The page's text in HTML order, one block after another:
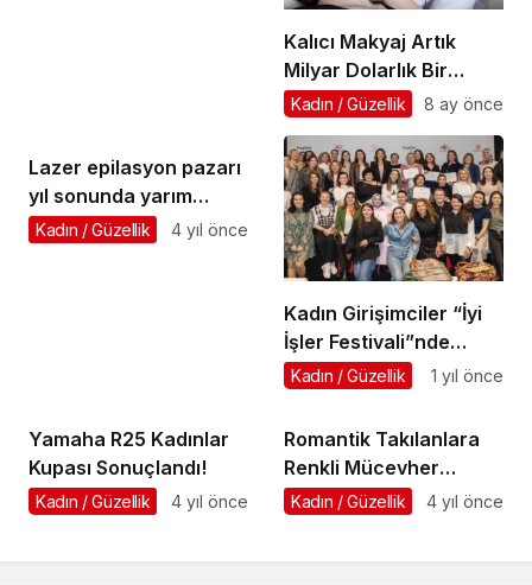
Kalıcı Makyaj Artık
Milyar Dolarlık Bir
Endüstri
Kadın / Güzellik 8 ay önce
Lazer epilasyon pazarı
yıl sonunda yarım
milyar doları aşacak
Kadın / Güzellik 4 yıl önce
Kadın Girişimciler “İyi
İşler Festivali”nde
Buluştu
Kadın / Güzellik 1 yıl önce
Yamaha R25 Kadınlar
Kupası Sonuçlandı!
Kadın / Güzellik 4 yıl önce
Romantik Takılanlara
Renkli Mücevher
Tasarımları
Kadın / Güzellik 4 yıl önce